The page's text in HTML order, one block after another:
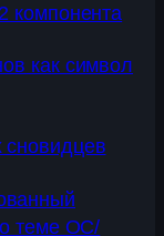
компонента
как символ
теме ОС/